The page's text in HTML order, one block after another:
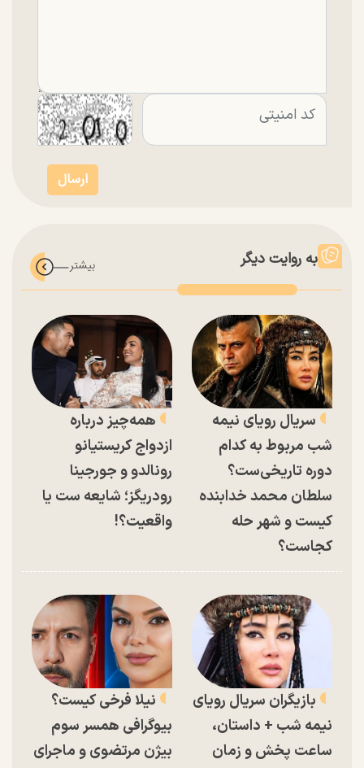
به روایت دیگر
سریال رویای نیمه
شب مربوط به کدام
دوره تاریخی‌ست؟
سلطان محمد خدابنده
کیست و شهر حله
کجاست؟
همه‌چیز درباره
ازدواج کریستیانو
رونالدو و جورجینا
رودریگز؛ شایعه ست یا
واقعیت؟!
بازیگران سریال رویای
نیمه شب + داستان،
ساعت پخش و زمان
نیلا فرخی کیست؟
بیوگرافی همسر سوم
بیژن مرتضوی و ماجرای